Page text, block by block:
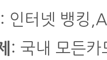
: 인터넷 뱅킹
: 국내 모든